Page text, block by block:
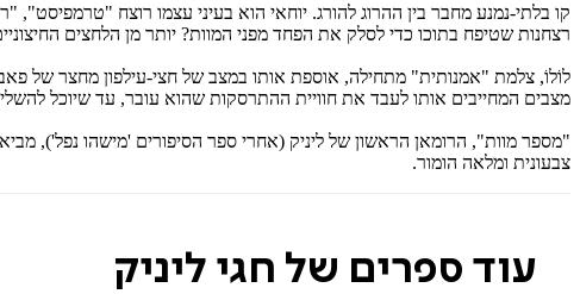
קו בלתי-נמנע מחבר בין ההרוג להורג. יוחאי הוא בעיני עצמו רוצח
רצחנות שטיפח בתוכו כדי לסלק את הפחד מפני המוות? יותר מן הלחצים
לוֹלוֹ, צלמת "אמנותית" מתחילה, אוספת אותו במצב של חצי-עילפון מחצר של
מצבים המחייבים אותו לעבד את חוויית ההתרסקות שהוא עובר, עד שיוכל
"מספר מוות", הרומאן הראשון של ליניק (אחרי ספר הסיפורים 'מישהו נפל'),
צבעונית ומלאה הומור.
עוד ספרים של חגי ליניק